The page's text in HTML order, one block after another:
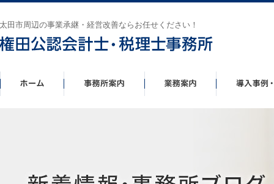
太田市周辺の事業承継・経営改善ならお任せください！